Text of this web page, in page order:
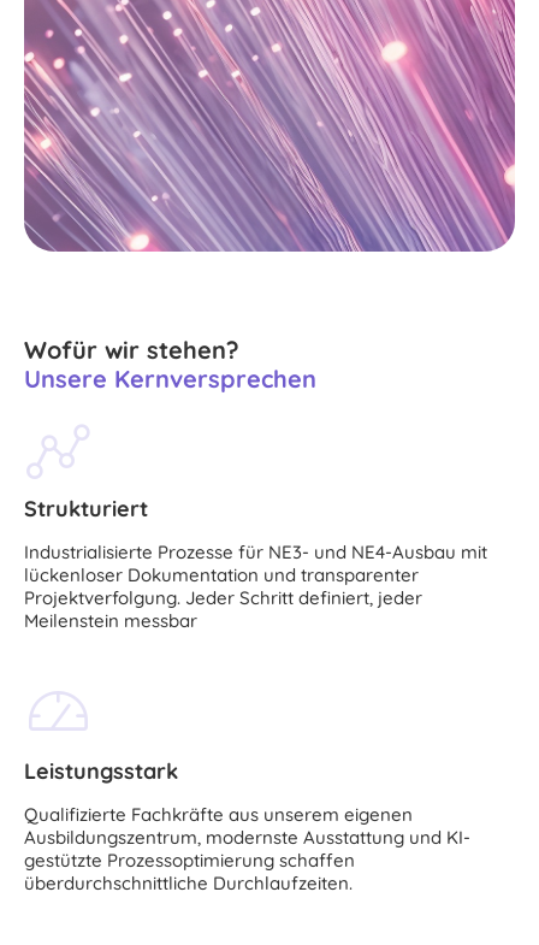
Wofür wir stehen?
Unsere Kernversprechen
Strukturiert
Industrialisierte Prozesse für NE3- und NE4-Ausbau mit
lückenloser Dokumentation und transparenter
Projektverfolgung. Jeder Schritt definiert, jeder
Meilenstein messbar
Leistungsstark
Qualifizierte Fachkräfte aus unserem eigenen
Ausbildungszentrum, modernste Ausstattung und KI-
gestützte Prozessoptimierung schaffen
überdurchschnittliche Durchlaufzeiten.